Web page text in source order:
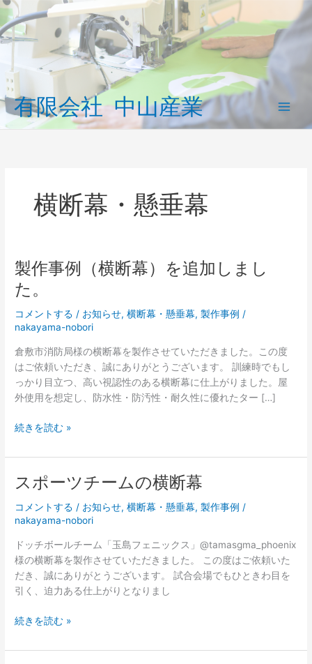
内
容
を
ッ
プ 有限会社 中山産業
横断幕・懸垂幕
製作事例（横断幕）を追加しまし
た。
コメントする / お知らせ,横断幕・懸垂幕,製作事例 /
nakayama-nobori
倉敷市消防局様の横断幕を製作させていただきました。この度
はご依頼いただき、誠にありがとうございます。 訓練時でもし
っかり目立つ、高い視認性のある横断幕に仕上がりました。屋
外使用を想定し、防水性・防汚性・耐久性に優れたター […]
製
事
（横
断
幕）
追
加
し
ま
た。
続きを読む »
スポーツチームの横断幕
コメントする / お知らせ,横断幕・懸垂幕,製作事例 /
nakayama-nobori
ドッチボールチーム「玉島フェニックス」@tamasgma_phoenix
様の横断幕を製作させていただきました。 この度はご依頼いた
だき、誠にありがとうございます。 試合会場でもひときわ目を
引く、迫力ある仕上がりとなりまし
ス
ー
続きを読む »